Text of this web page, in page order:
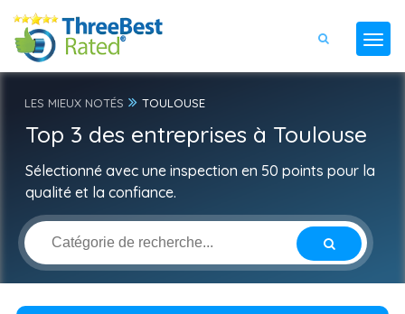
LES MIEUX NOTÉS TOULOUSE
Top 3 des entreprises à Toulouse
Sélectionné avec une inspection en 50 points pour la
qualité et la confiance.